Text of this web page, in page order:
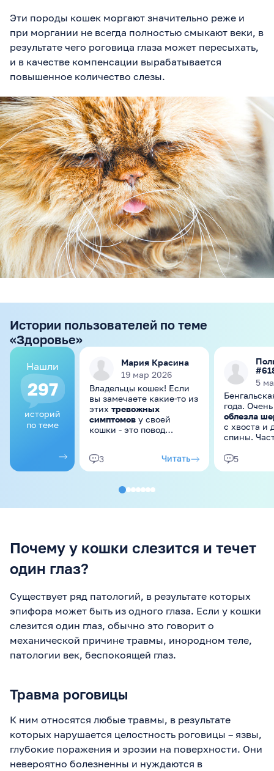
Эти породы кошек моргают значительно реже и
при моргании не всегда полностью смыкают веки, в
результате чего роговица глаза может пересыхать,
и в качестве компенсации вырабатывается
повышенное количество слезы.
Истории пользователей по теме
«Здоровье»
Нашли
297
историй
по теме
Мария Красина
19 мар 2026
Владельцы кошек! Если
вы замечаете какие-то из
этих тревожных
симптомов у своей
кошки - это повод
список "от головы до
пят": ....
3 Читать
5
года.
облезла
с хвоста и др середины
спины.
зубами
5
Почему у кошки слезится и течет
один глаз?
Существует ряд патологий, в результате которых
эпифора может быть из одного глаза. Если у кошки
слезится один глаз, обычно это говорит о
механической причине травмы, инородном теле,
патологии век, беспокоящей глаз.
Травма роговицы
К ним относятся любые травмы, в результате
которых нарушается целостность роговицы – язвы,
глубокие поражения и эрозии на поверхности. Они
невероятно болезненны и нуждаются в